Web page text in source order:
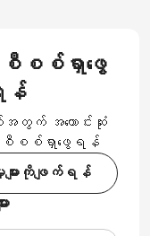
စီစစ်ရှာဖွေ
န်
က် အကောင်းဆုံး
စီစစ်ရှာဖွေရန်
ျားကိုဖျက်ရန်